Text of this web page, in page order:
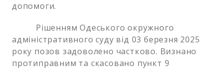
допомоги.
Рішенням Одеського окружного
адміністративного суду від 03 березня 2025
року позов задоволено частково. Визнано
протиправним та скасовано пункт 9